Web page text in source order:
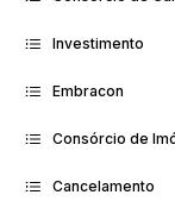
Investimento
Embracon
Consórcio de
Cancelamento